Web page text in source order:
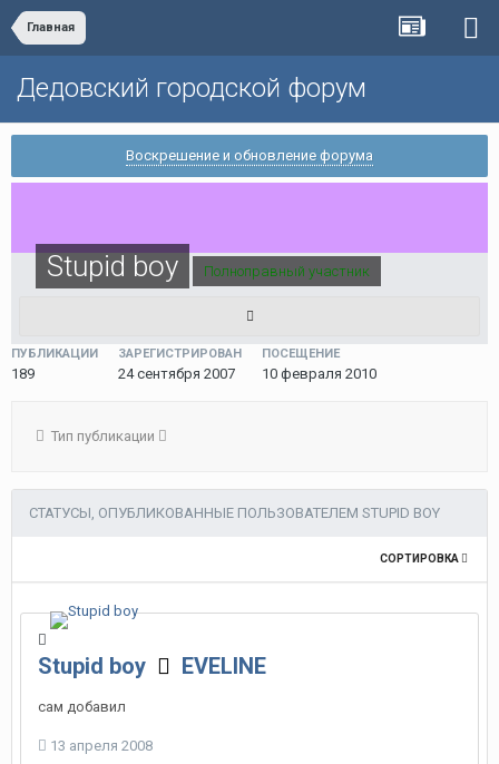
Главная
Дедовский городской форум
Воскрешение и обновление форума
Stupid boy Полноправный участник
ПУБЛИКАЦИИ
189
ЗАРЕГИСТРИРОВАН
24 сентября 2007
ПОСЕЩЕНИЕ
10 февраля 2010
Тип публикации
СТАТУСЫ, ОПУБЛИКОВАННЫЕ ПОЛЬЗОВАТЕЛЕМ STUPID BOY
СОРТИРОВКА
Stupid boy EVELINE
сам добавил
13 апреля 2008